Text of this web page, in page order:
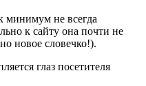
минимум не всегда
к сайту она почти не
новое словечко!).
глаз посетителя